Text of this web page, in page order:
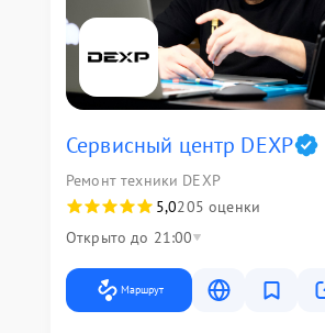
Сервисный центр DEXP
Ремонт техники DEXP
5,0205 оценки
Открыто до 21:00
Маршрут